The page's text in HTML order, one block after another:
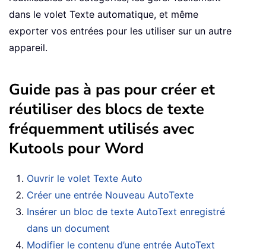
dans le volet Texte automatique, et même
exporter vos entrées pour les utiliser sur un autre
appareil.
Guide pas à pas pour créer et
réutiliser des blocs de texte
fréquemment utilisés avec
Kutools pour Word
Ouvrir le volet Texte Auto
Créer une entrée Nouveau AutoTexte
Insérer un bloc de texte AutoText enregistré
dans un document
Modifier le contenu d’une entrée AutoText